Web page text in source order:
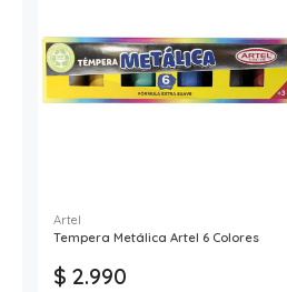
Artel
Tempera Metálica Artel 6 Colores
$ 2.990